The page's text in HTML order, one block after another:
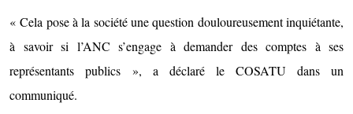
« Cela pose à la société une question douloureusement inquiétante,
à savoir si l’ANC s’engage à demander des comptes à ses
représentants publics », a déclaré le COSATU dans un
communiqué.